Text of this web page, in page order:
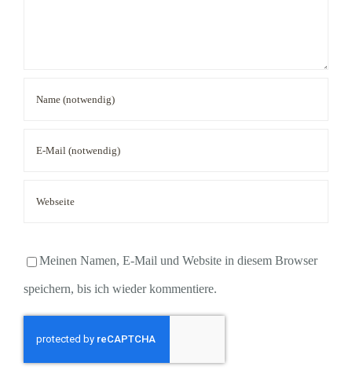
Meinen Namen, E-Mail und Website in diesem Browser
speichern, bis ich wieder kommentiere.